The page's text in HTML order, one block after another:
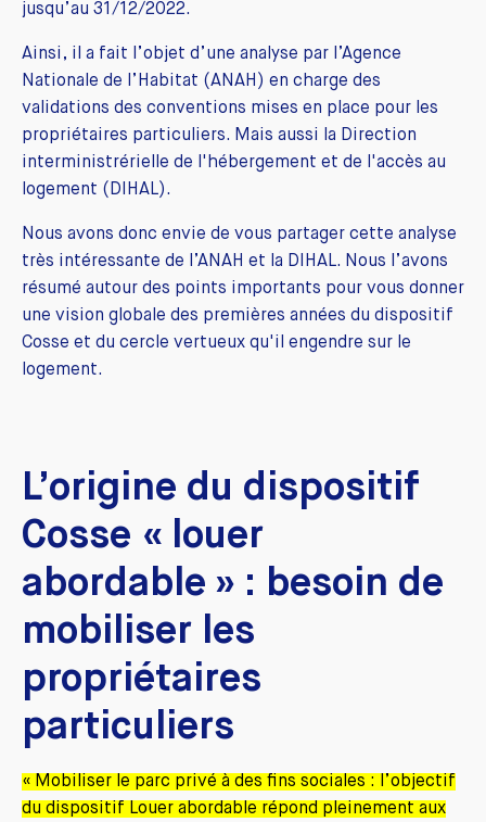
jusqu’au 31/12/2022.
Ainsi, il a fait l’objet d’une analyse par l’Agence
Nationale de l’Habitat (ANAH) en charge des
validations des conventions mises en place pour les
propriétaires particuliers. Mais aussi la Direction
interministrérielle de l'hébergement et de l'accès au
logement (DIHAL).
Nous avons donc envie de vous partager cette analyse
très intéressante de l’ANAH et la DIHAL. Nous l’avons
résumé autour des points importants pour vous donner
une vision globale des premières années du dispositif
Cosse et du cercle vertueux qu'il engendre sur le
logement.
L’origine du dispositif
Cosse « louer
abordable » : besoin de
mobiliser les
propriétaires
particuliers
« Mobiliser le parc privé à des fins sociales : l’objectif
du dispositif Louer abordable répond pleinement aux